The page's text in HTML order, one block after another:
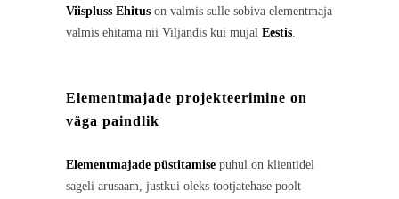
Viispluss Ehitus on valmis sulle sobiva elementmaja
valmis ehitama nii Viljandis kui mujal Eestis
Elementmajade projekteerimine on
väga paindlik
Elementmajade püstitamise puhul on klientidel
sageli arusaam, justkui oleks tootjatehase poolt